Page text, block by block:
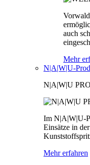
auch
Mehr
N|A|W|U-
N|A|W|U
Im N|A|W|U-
Einsätze in
Mehr erfahren